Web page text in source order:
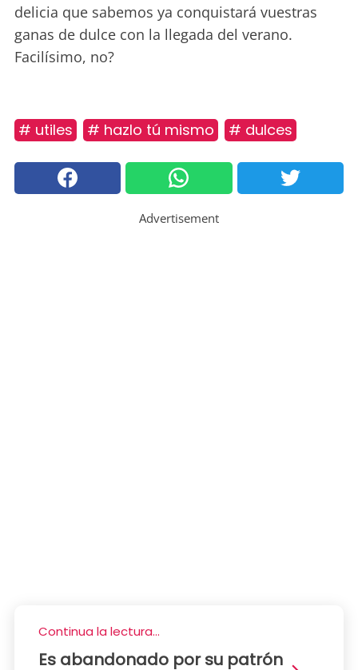
delicia que sabemos ya conquistará vuestras
ganas de dulce con la llegada del verano.
Facilísimo, no?
# utiles # hazlo tú mismo # dulces
Advertisement
Continua la lectura...
Es abandonado por su patrón